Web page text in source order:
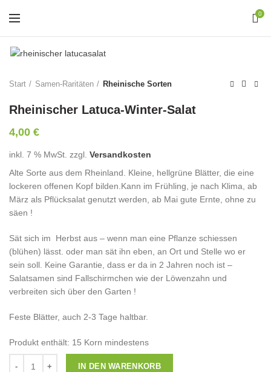
0
Start Samen-Raritäten Rheinische Sorten
Rheinischer Latuca-Winter-Salat
4,00 €
inkl. 7 % MwSt. zzgl. Versandkosten
Alte Sorte aus dem Rheinland. Kleine, hellgrüne Blätter, die eine
lockeren offenen Kopf bilden.Kann im Frühling, je nach Klima, ab
März als Pflücksalat genutzt werden, ab Mai gute Ernte, ohne zu
säen !
Sät sich im Herbst aus – wenn man eine Pflanze schiessen
(blühen) lässt. oder man sät ihn eben, an Ort und Stelle wo er
sein soll. Keine Garantie, dass er da in 2 Jahren noch ist –
Salatsamen sind Fallschirmchen wie der Löwenzahn und
verbreiten sich über den Garten !
Feste Blätter, auch 2-3 Tage haltbar.
Produkt enthält: 15 Korn mindestens
IN DEN WARENKORB